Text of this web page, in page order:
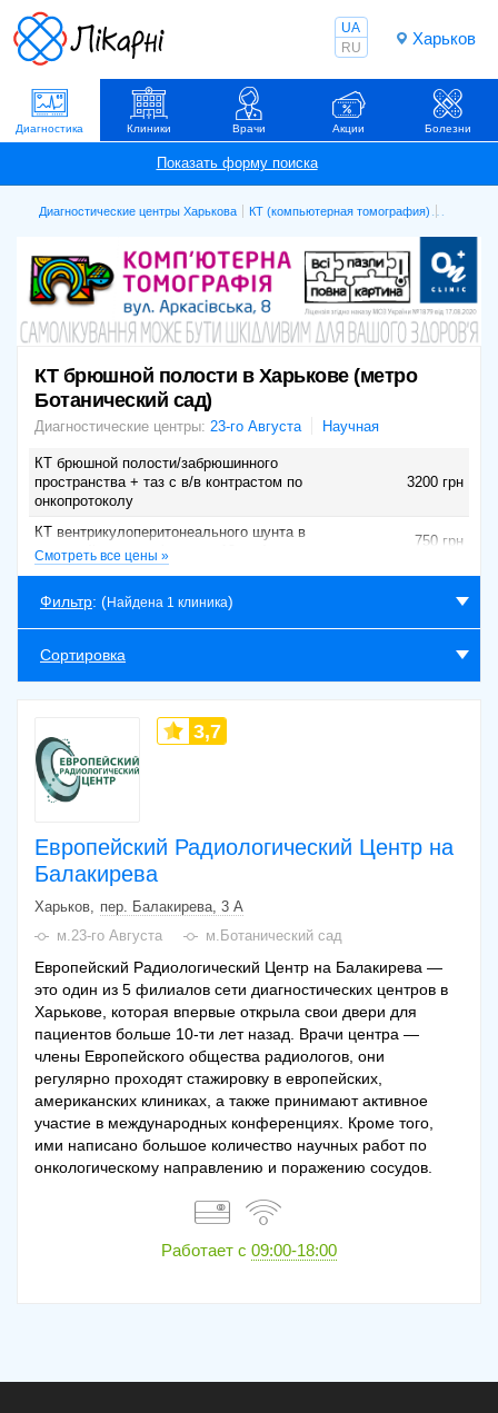
Харьков
UA
RU
Диагностика Клиники Врачи Акции Болезни
Диагностические центры Харькова КТ (компьютерная томография)
КТ брюшной полости в Харькове (метро
Ботанический сад)
Диагностические центры: 23-го Августа Научная
КТ брюшной полости/забрюшинного
пространства + таз с в/в контрастом по
онкопротоколу
3200 грн
КТ вентрикулоперитонеального шунта в
брюшной полости (дети до 18 лет)
750 грн
поджелудочная железа, селезенка)
КТ органов брюшной полости (печень,
поджелудочная железа, селезенка) с в/в
2650 грн
Смотреть все цены »
Фильтр: (Найдена 1 клиника)
Сортировка
Европейский Радиологический Центр на
Балакирева
3,7
Харьков
пер. Балакирева, 3 А
м.23-го Августа
м.Ботанический сад
Европейский Радиологический Центр на Балакирева —
это один из 5 филиалов сети диагностических центров в
Харькове, которая впервые открыла свои двери для
пациентов больше 10-ти лет назад. Врачи центра —
члены Европейского общества радиологов, они
регулярно проходят стажировку в европейских,
американских клиниках, а также принимают активное
участие в международных конференциях. Кроме того,
ими написано большое количество научных работ по
онкологическому направлению и поражению сосудов.
Работает с 09:00-18:00